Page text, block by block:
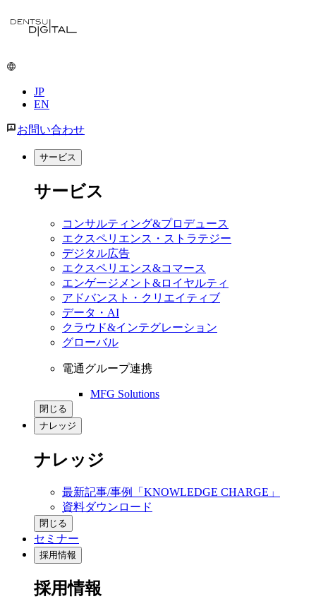
メ
コ
ツ
JP
EN
お問い合わせ
サービス
サービス
コンサルティング&プロデュース
エクスペリエンス・ストラテジー
デジタル広告
エクスペリエンス&コマース
エンゲージメント&ロイヤルティ
アドバンスト・クリエイティブ
データ・AI
クラウド&インテグレーション
グローバル
電通グループ連携
MFG Solutions
閉じる
ナレッジ
ナレッジ
最新記事/事例「KNOWLEDGE CHARGE」
資料ダウンロード
閉じる
セミナー
採用情報
採用情報